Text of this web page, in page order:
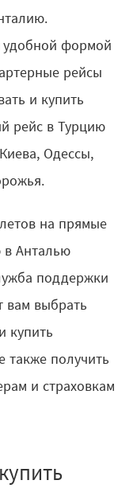
удобной формой
рейсы
и купить
рейс в Турцию
Одессы,
на прямые
в Анталью
поддержки
вам выбрать
купить
также получить
и страховкам